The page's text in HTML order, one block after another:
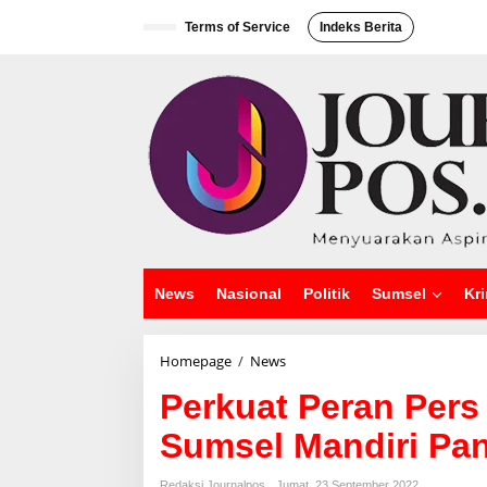
Terms of Service Indeks Berita
News Nasional Politik Sumsel
Homepage / News
r
k
t
Perkuat Peran
Sumsel Mandiri